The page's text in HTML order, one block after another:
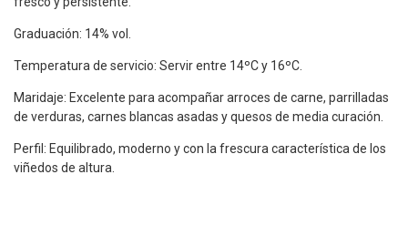
Graduación: 14% vol.
Temperatura de servicio: Servir entre 14ºC y 16ºC.
Maridaje: Excelente para acompañar arroces de carne, parrilladas
de verduras, carnes blancas asadas y quesos de media curación.
Perfil: Equilibrado, moderno y con la frescura característica de los
viñedos de altura.